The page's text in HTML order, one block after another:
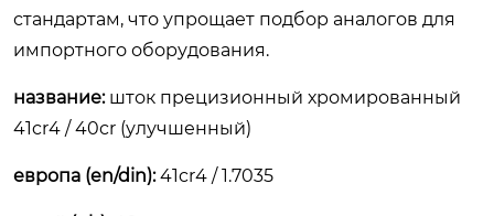
стандартам, что упрощает подбор аналогов для
импортного оборудования.
название:шток прецизионный хромированный
41cr4 / 40cr (улучшенный)
европа (en/din):41cr4 / 1.7035